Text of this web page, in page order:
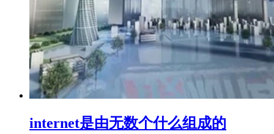
internet是由无数个什么组成的